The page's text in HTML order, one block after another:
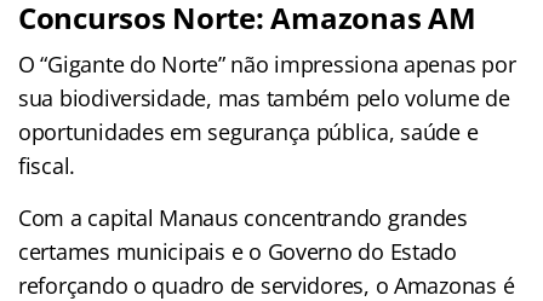
Concursos Norte: Amazonas AM
O “Gigante do Norte” não impressiona apenas por
sua biodiversidade, mas também pelo volume de
oportunidades em segurança pública, saúde e
fiscal.
Com a capital Manaus concentrando grandes
certames municipais e o Governo do Estado
reforçando o quadro de servidores, o Amazonas é